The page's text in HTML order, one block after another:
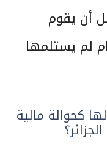
أن يقوم
لم يستلمها
كحوالة مالية